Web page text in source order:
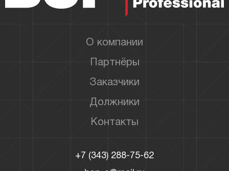
О компании
Партнёры
Заказчики
Должники
Контакты
+7 (343) 288-75-62